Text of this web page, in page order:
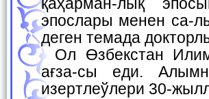
қаҳарман-лық
эпослары менен са-
деген темада
Ол Өзбекстан Илимлер Академиясының хабаршы-
ағза-сы еди.
изертлеўлери 30-